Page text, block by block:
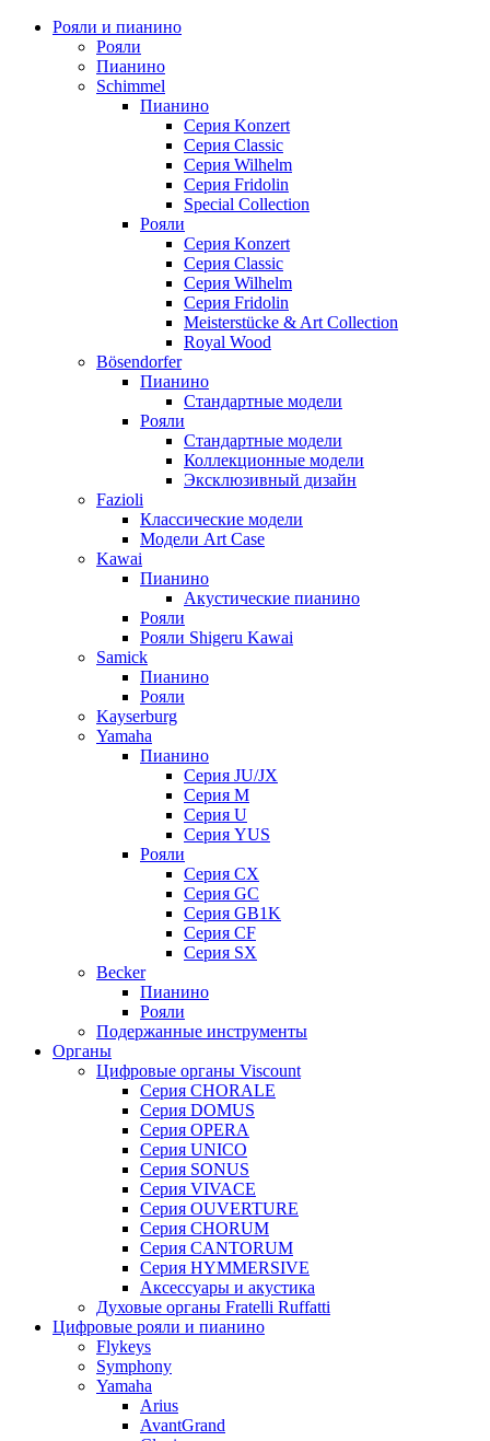
Рояли и пианино
Рояли
Пианино
Schimmel
Пианино
Серия Konzert
Серия Classic
Серия Wilhelm
Серия Fridolin
Special Collection
Рояли
Серия Konzert
Серия Classic
Серия Wilhelm
Серия Fridolin
Meisterstücke & Art Collection
Royal Wood
Bösendorfer
Пианино
Стандартные модели
Рояли
Стандартные модели
Коллекционные модели
Эксклюзивный дизайн
Fazioli
Классические модели
Модели Art Case
Kawai
Пианино
Акустические пианино
Рояли
Рояли Shigeru Kawai
Samick
Пианино
Рояли
Kayserburg
Yamaha
Пианино
Серия JU/JX
Серия M
Серия U
Серия YUS
Рояли
Серия CX
Серия GC
Серия GB1K
Серия CF
Серия SX
Becker
Пианино
Рояли
Подержанные инструменты
Органы
Цифровые органы Viscount
Серия CHORALE
Серия DOMUS
Серия OPERA
Серия UNICO
Серия SONUS
Серия VIVACE
Серия OUVERTURE
Серия CHORUM
Серия CANTORUM
Серия HYMMERSIVE
Аксессуары и акустика
Духовые органы Fratelli Ruffatti
Цифровые рояли и пианино
Flykeys
Symphony
Yamaha
Arius
AvantGrand